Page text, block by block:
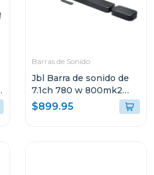
Barras de Sonido
Jbl Barra de sonido de
7.1ch 780 w 800mk2
dolby atmos bar800m2
$899.95